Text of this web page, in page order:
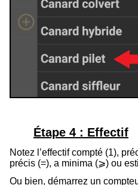
Étape 4 : Effectif
Notez l’effectif compté (1), p
précis (=), a minima (⩾) ou
Ou bien, démarrez un